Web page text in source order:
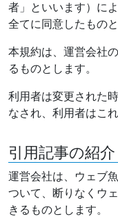
者」といいます）に
全てに同意したもの
本規約は、運営会社
るものとします。
利用者は変更された
なされ、利用者はこ
引用記事の紹介
運営会社は、ウェブ
ついて、断りなくウ
きるものとします。